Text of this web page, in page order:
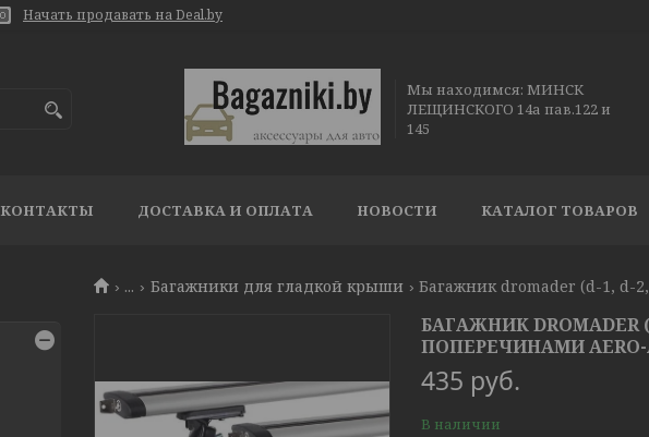
Начать продавать на Deal.by
Мы находимся: МИНСК
ЛЕЩИНСКОГО 14а пав.122 и
145
КОНТАКТЫ ДОСТАВКА И ОПЛАТА НОВОСТИ КАТАЛОГ ТОВАРОВ
... Багажники для гладкой крыши
БАГАЖНИК DROMADER
ПОПЕРЕЧИНАМИ
435 руб.
В наличии